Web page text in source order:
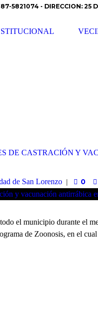
5821074 - DIRECCION: 25
DE CASTRACIÓN Y
de San Lorenzo 0
el municipio durante el
de Zoonosis, en el